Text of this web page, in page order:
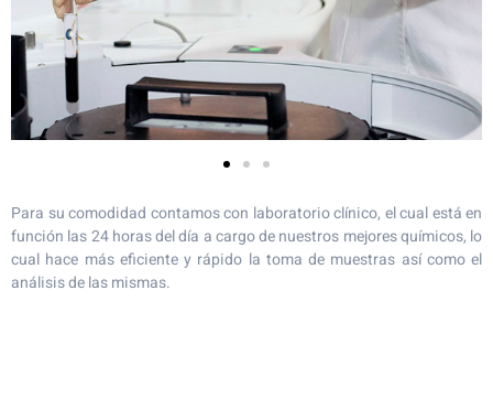
Para su comodidad contamos con laboratorio clínico, el cual está en
función las 24 horas del día a cargo de nuestros mejores químicos, lo
cual hace más eficiente y rápido la toma de muestras así como el
análisis de las mismas.